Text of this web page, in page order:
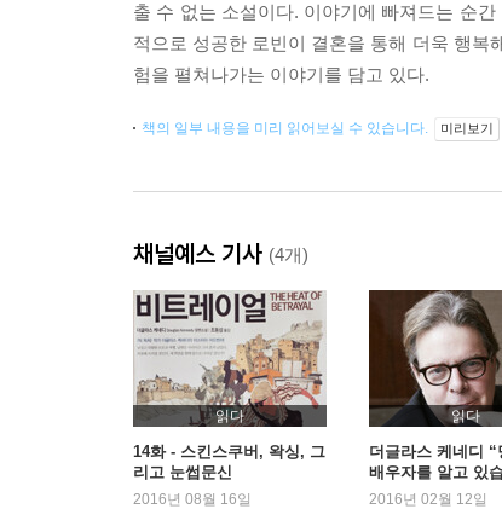
출 수 없는 소설이다. 이야기에 빠져드는 순
적으로 성공한 로빈이 결혼을 통해 더욱 행복
험을 펼쳐나가는 이야기를 담고 있다.
책의 일부 내용을 미리 읽어보실 수 있습니다. 미리보기
채널예스 기사 (4개)
읽다
14화 - 스킨스쿠버, 왁싱, 그
리고 눈썹문신
2016년 08월 16일
읽다
더글라스 케네디 “
배우자를 알고 있
2016년 02월 12일